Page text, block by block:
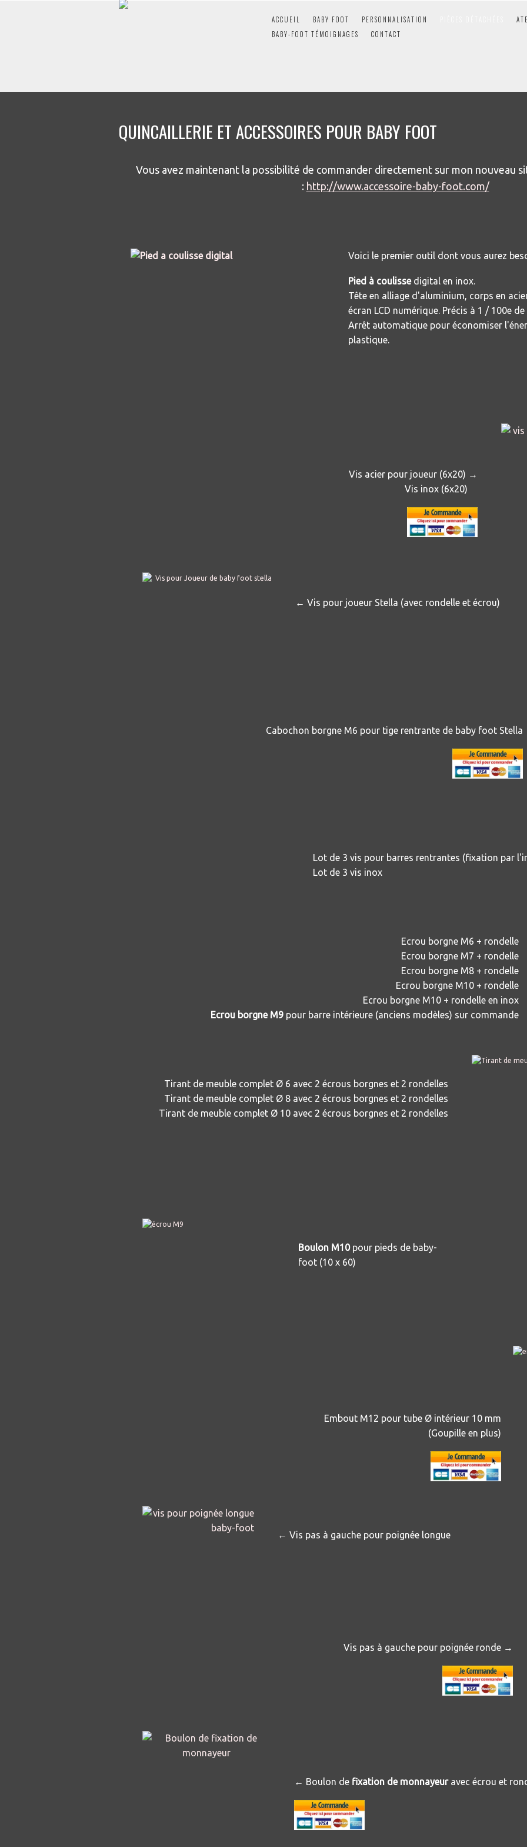
ACCUEIL BABY FOOT PERSONNALISATION
BABY-FOOT TÉMOIGNAGES
CONTACT
QUINCAILLERIE ET ACCESSOIRES POUR BABY FOOT
Vous avez maintenant la possibilité de commander directement sur mon nouveau
: http://www.accessoire-baby-foot.com/
Voici le premier outil dont vous aurez
Pied à coulisse digital en inox.
Tête en alliage d'aluminium, corps en
écran LCD numérique. Précis à 1 / 100e
Arrêt automatique pour économiser
plastique.
Vis acier pour joueur (6x20) →
Vis inox (6x20)
← Vis pour joueur Stella (avec rondelle et écrou)
Cabochon borgne M6 pour tige rentrante de baby foot Stella
Lot de 3 vis pour barres rentrantes (fixation par
Lot de 3 vis inox
Ecrou borgne M6 + rondelle
Ecrou borgne M7 + rondelle
Ecrou borgne M8 + rondelle
Ecrou borgne M10 + rondelle
Ecrou borgne M10 + rondelle en inox
Ecrou borgne M9 pour barre intérieure (anciens modèles) sur commande
Tirant de meuble complet Ø 6 avec 2 écrous borgnes et 2 rondelles
Tirant de meuble complet Ø 8 avec 2 écrous borgnes et 2 rondelles
Tirant de meuble complet Ø 10 avec 2 écrous borgnes et 2 rondelles
Boulon M10pour pieds de baby-
foot (10 x 60)
Embout M12 pour tube Ø intérieur 10 mm
(Goupille en plus)
← Vis pas à gauche pour poignée longue
Vis pas à gauche pour poignée ronde →
← Boulon de fixation de monnayeuravec écrou et